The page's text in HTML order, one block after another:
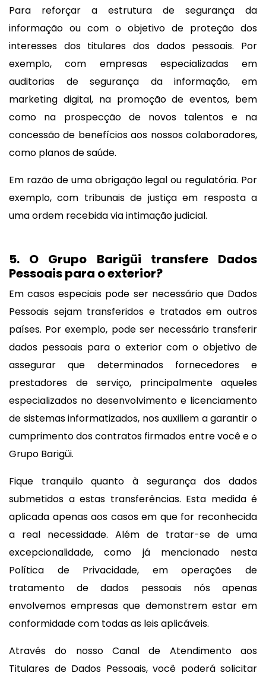
Para reforçar a estrutura de segurança da
informação ou com o objetivo de proteção dos
interesses dos titulares dos dados pessoais. Por
exemplo, com empresas especializadas em
auditorias de segurança da informação, em
marketing digital, na promoção de eventos, bem
como na prospecção de novos talentos e na
concessão de benefícios aos nossos colaboradores,
como planos de saúde.
Em razão de uma obrigação legal ou regulatória. Por
exemplo, com tribunais de justiça em resposta a
uma ordem recebida via intimação judicial.
5. O Grupo Barigüi transfere Dados
Pessoais para o exterior?
Em casos especiais pode ser necessário que Dados
Pessoais sejam transferidos e tratados em outros
países. Por exemplo, pode ser necessário transferir
dados pessoais para o exterior com o objetivo de
assegurar que determinados fornecedores e
prestadores de serviço, principalmente aqueles
especializados no desenvolvimento e licenciamento
de sistemas informatizados, nos auxiliem a garantir o
cumprimento dos contratos firmados entre você e o
Grupo Barigüi.
Fique tranquilo quanto à segurança dos dados
submetidos a estas transferências. Esta medida é
aplicada apenas aos casos em que for reconhecida
a real necessidade. Além de tratar-se de uma
excepcionalidade, como já mencionado nesta
Política de Privacidade, em operações de
tratamento de dados pessoais nós apenas
envolvemos empresas que demonstrem estar em
conformidade com todas as leis aplicáveis.
Através do nosso Canal de Atendimento aos
Titulares de Dados Pessoais, você poderá solicitar